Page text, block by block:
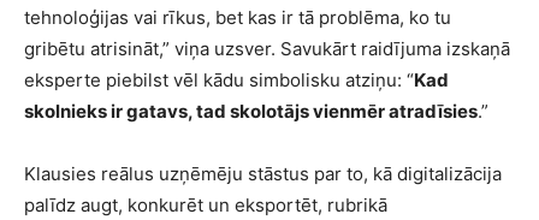
tehnoloģijas vai rīkus, bet kas ir tā problēma, ko tu
gribētu atrisināt,” viņa uzsver. Savukārt raidījuma izskaņā
eksperte piebilst vēl kādu simbolisku atziņu: “Kad
skolnieks ir gatavs, tad skolotājs vienmēr atradīsies.”
Klausies reālus uzņēmēju stāstus par to, kā digitalizācija
palīdz augt, konkurēt un eksportēt, rubrikā